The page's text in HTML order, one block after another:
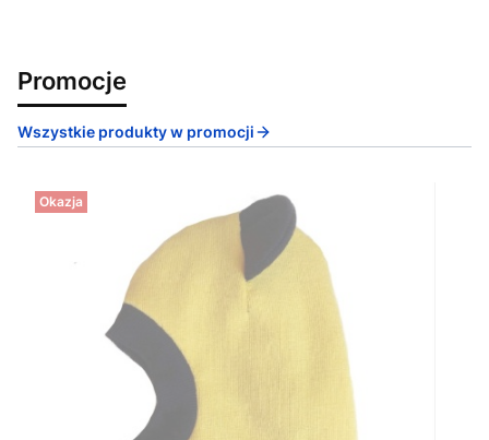
Promocje
Wszystkie produkty w promocji
Okazja